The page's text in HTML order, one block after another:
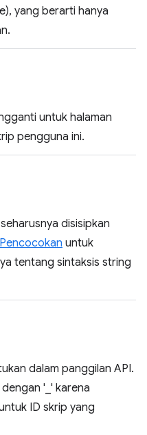
yang berarti hanya
untuk halaman
pengguna ini.
disisipkan
untuk
tentang sintaksis string
dalam panggilan API.
'_' karena
ID skrip yang